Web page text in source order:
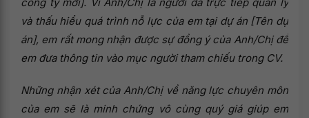
và thấu hiểu quá trình nỗ lực của em tại dự án [Tên dự
án], em rất mong nhận được sự đồng ý của Anh/Chị để
em đưa thông tin vào mục người tham chiếu trong CV.
Những nhận xét của Anh/Chị về năng lực chuyên môn
của em sẽ là minh chứng vô cùng quý giá giúp em